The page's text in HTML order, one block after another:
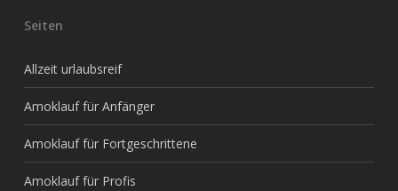
Seiten
Allzeit urlaubsreif
Amoklauf für Anfänger
Amoklauf für Fortgeschrittene
Amoklauf für Profis